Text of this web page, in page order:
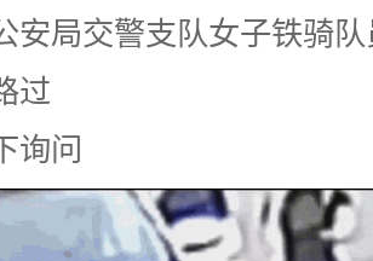
安局交警支队女子铁骑队
过
询问